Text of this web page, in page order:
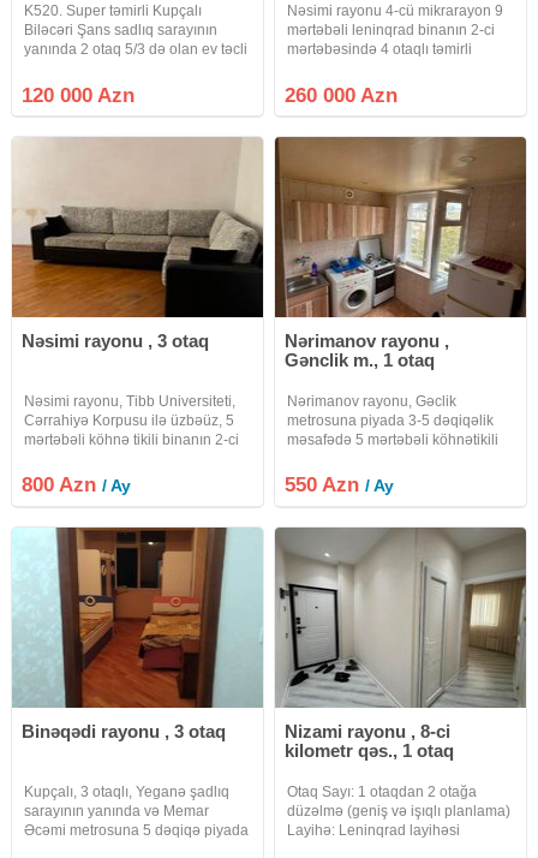
K520. Super təmirli Kupçalı
Biləcəri Şans sadlıq sarayının
yanında 2 otaq 5/3 də olan ev təcli
isdənlən vaxt baxmaq olar ciraq
əmlak kanalına abunə olun bütün
120 000 Azn
Nəsimi rayonu 4-cü mikrarayon 9
mərtəbəli leninqrad binanın 2-ci
mərtəbəsində 4 otaqlı təmirli
əla yerdədir metrolara yaxın
dayanacaglara yaxın.
260 000 Azn
Nəsimi rayonu , 3 otaq
Nəsimi rayonu, Tibb Universiteti,
Cərrahiyə Korpusu ilə üzbəüz, 5
mərtəbəli köhnə tikili binanın 2-ci
kirayə verilir. İstilik sistemi
mərkəzidir. Mənzil tələbə
800 Azn/ Ay
Nərimanov rayonu ,
Gənclik m., 1 otaq
Nərimanov rayonu, Gəclik
metrosuna piyada 3-5 dəqiqəlik
məsafədə 5 mərtəbəli köhnətikili
mənzil tələbə xanımlara kirayə
verilir. Bina Həsən Əliyev
550 Azn/ Ay
Binəqədi rayonu , 3 otaq
Kupçalı, 3 otaqlı, Yeganə şadlıq
sarayının yanında və Memar
Əcəmi metrosuna 5 dəqiqə piyada
Nizami rayonu , 8-ci
kilometr qəs., 1 otaq
Otaq Sayı: 1 otaqdan 2 otağa
düzəlmə (geniş və işıqlı planlama)
Layihə: Leninqrad layihəsi